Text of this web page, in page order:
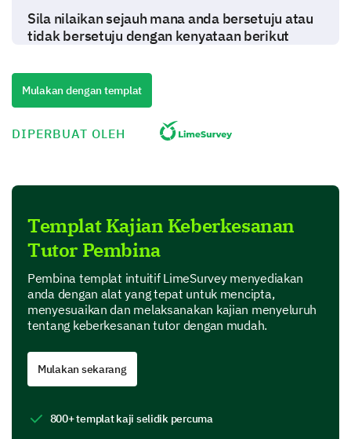
Sila nilaikan sejauh mana anda bersetuju atau
tidak bersetuju dengan kenyataan berikut
(1- Sangat tidak setuju, 5- Sangat setuju)
Tutor hadir tepat pada masanya dan menghormati
Tutor sabar dan memahami.
Teknik Pengajaran Tutor
Sekarang, kita akan menyelami teknik pengajaran
Sila jawab "Ya", "Tidak", atau "Tidak Pasti"
untuk kenyataan berikut tentang teknik
Mulakan dengan templat
DIPERBUAT OLEH
Templat Kajian Keberkesanan
Tutor Pembina
Pembina templat intuitif LimeSurvey menyediakan
anda dengan alat yang tepat untuk mencipta,
menyesuaikan dan melaksanakan kajian menyeluruh
tentang keberkesanan tutor dengan mudah.
Mulakan sekarang
800+ templat kaji selidik percuma